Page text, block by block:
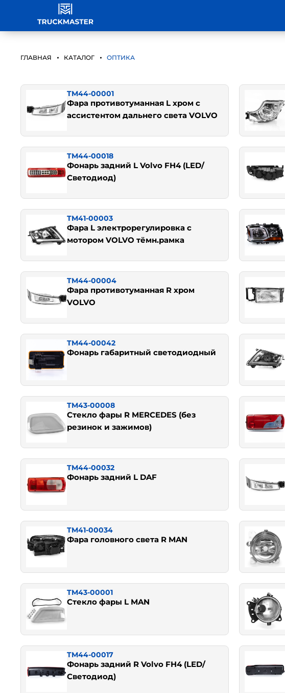
ГЛАВНАЯ КАТАЛОГ ОПТИКА
TM44-00001
Фара противотуманная L хром с
ассистентом дальнего света VOLVO
TM44-00018
Фонарь задний L Volvo FH4 (LED/
Светодиод)
TM41-00003
Фара L электрорегулировка с
мотором VOLVO тёмн.рамка
TM44-00004
Фара противотуманная R хром
VOLVO
TM44-00042
Фонарь габаритный светодиодный
TM43-00008
Стекло фары R MERCEDES (без
резинок и зажимов)
TM44-00032
Фонарь задний L DAF
TM41-00034
Фара головного света R MAN
TM43-00001
Стекло фары L MAN
TM44-00017
Фонарь задний R Volvo FH4 (LED/
Светодиод)